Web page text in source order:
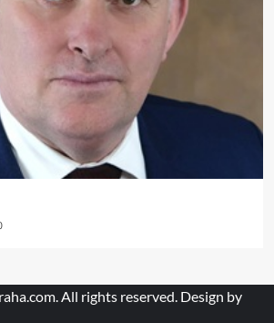
. All rights reserved. Design by